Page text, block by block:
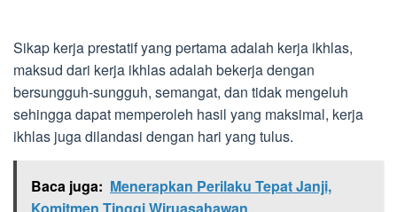
Sikap kerja prestatif yang pertama adalah kerja ikhlas,
maksud dari kerja ikhlas adalah bekerja dengan
bersungguh-sungguh, semangat, dan tidak mengeluh
sehingga dapat memperoleh hasil yang maksimal, kerja
ikhlas juga dilandasi dengan hari yang tulus.
Baca juga: Menerapkan Perilaku Tepat Janji,
Komitmen Tinggi Wiruasahawan